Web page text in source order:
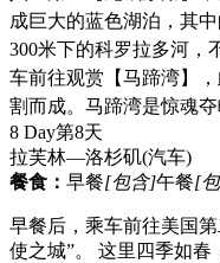
成巨大的蓝色湖泊，其
300米下的科罗拉多河，
车前往观赏【马蹄湾】
割而成。马蹄湾是惊魂
8 Day第8天
拉芙林—洛杉矶(汽车)
餐食： 早餐[包含]午餐[
早餐后，乘车前往美国
使之城”。 这里四季如